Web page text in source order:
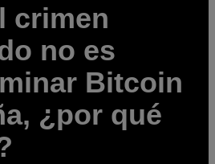
crimen
no es
Bitcoin
¿por qué